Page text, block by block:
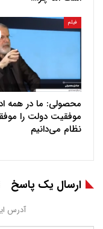
فیلم
محصولی: ما در همه
موفقیت دولت را
نظام می‌دانیم
ارسال یک پاسخ
آدرس